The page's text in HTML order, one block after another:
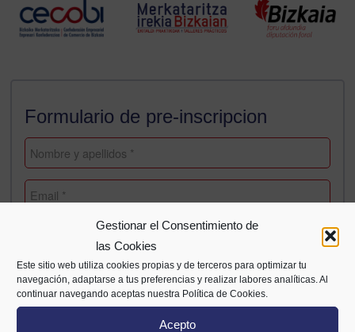
Gestionar el Consentimiento de
las Cookies
Este sitio web utiliza cookies propias y de terceros para optimizar tu
navegación, adaptarse a tus preferencias y realizar labores analíticas. Al
continuar navegando aceptas nuestra Política de Cookies.
Acepto
Formulario de pre-inscripcion